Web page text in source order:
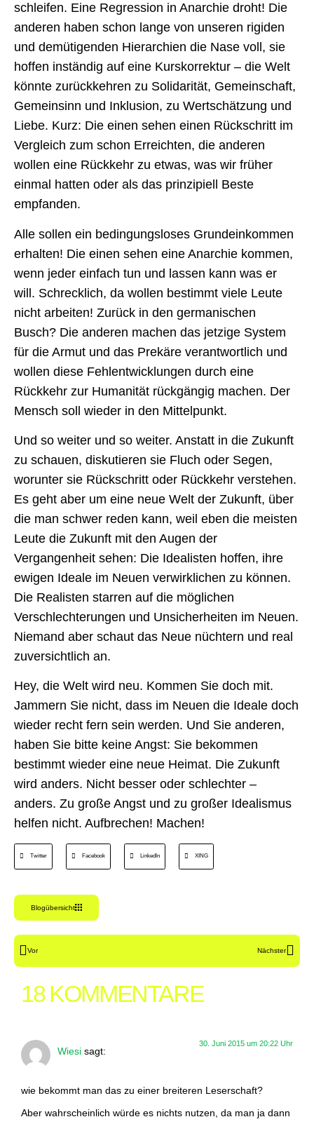
schleifen. Eine Regression in Anarchie droht! Die
anderen haben schon lange von unseren rigiden
und demütigenden Hierarchien die Nase voll, sie
hoffen inständig auf eine Kurskorrektur – die Welt
könnte zurückkehren zu Solidarität, Gemeinschaft,
Gemeinsinn und Inklusion, zu Wertschätzung und
Liebe. Kurz: Die einen sehen einen Rückschritt im
Vergleich zum schon Erreichten, die anderen
wollen eine Rückkehr zu etwas, was wir früher
einmal hatten oder als das prinzipiell Beste
empfanden.
Alle sollen ein bedingungsloses Grundeinkommen
erhalten! Die einen sehen eine Anarchie kommen,
wenn jeder einfach tun und lassen kann was er
will. Schrecklich, da wollen bestimmt viele Leute
nicht arbeiten! Zurück in den germanischen
Busch? Die anderen machen das jetzige System
für die Armut und das Prekäre verantwortlich und
wollen diese Fehlentwicklungen durch eine
Rückkehr zur Humanität rückgängig machen. Der
Mensch soll wieder in den Mittelpunkt.
Und so weiter und so weiter. Anstatt in die Zukunft
zu schauen, diskutieren sie Fluch oder Segen,
worunter sie Rückschritt oder Rückkehr verstehen.
Es geht aber um eine neue Welt der Zukunft, über
die man schwer reden kann, weil eben die meisten
Leute die Zukunft mit den Augen der
Vergangenheit sehen: Die Idealisten hoffen, ihre
ewigen Ideale im Neuen verwirklichen zu können.
Die Realisten starren auf die möglichen
Verschlechterungen und Unsicherheiten im Neuen.
Niemand aber schaut das Neue nüchtern und real
zuversichtlich an.
Hey, die Welt wird neu. Kommen Sie doch mit.
Jammern Sie nicht, dass im Neuen die Ideale doch
wieder recht fern sein werden. Und Sie anderen,
haben Sie bitte keine Angst: Sie bekommen
bestimmt wieder eine neue Heimat. Die Zukunft
wird anders. Nicht besser oder schlechter –
anders. Zu große Angst und zu großer Idealismus
helfen nicht. Aufbrechen! Machen!
Twitter Facebook LinkedIn XING
Blogübersicht
Vor Nächster
18 KOMMENTARE
Wiesi sagt:
30. Juni 2015 um 20:22 Uhr
wie bekommt man das zu einer breiteren Leserschaft?
Aber wahrscheinlich würde es nichts nutzen, da man ja dann